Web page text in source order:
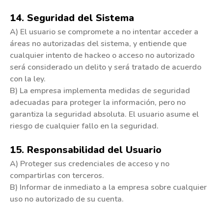
14. Seguridad del Sistema
A) El usuario se compromete a no intentar acceder a
áreas no autorizadas del sistema, y entiende que
cualquier intento de hackeo o acceso no autorizado
será considerado un delito y será tratado de acuerdo
con la ley.
B) La empresa implementa medidas de seguridad
adecuadas para proteger la información, pero no
garantiza la seguridad absoluta. El usuario asume el
riesgo de cualquier fallo en la seguridad.
15. Responsabilidad del Usuario
A) Proteger sus credenciales de acceso y no
compartirlas con terceros.
B) Informar de inmediato a la empresa sobre cualquier
uso no autorizado de su cuenta.